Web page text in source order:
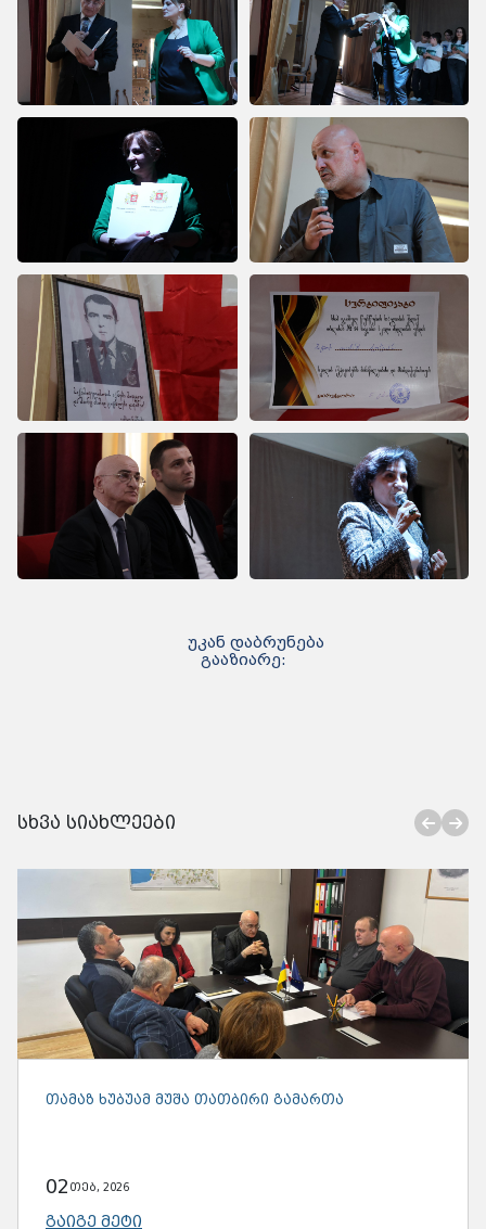
უკან დაბრუნება
გააზიარე:
სხვა სიახლეები
ᲗᲐᲛᲐᲖ ᲮᲣᲑᲣᲐᲛ ᲛᲣᲨᲐ ᲗᲐᲗᲑᲘᲠᲘ ᲒᲐᲛᲐᲠᲗᲐ
02 თებ, 2026
ᲒᲐᲘᲒᲔ ᲛᲔᲢᲘ